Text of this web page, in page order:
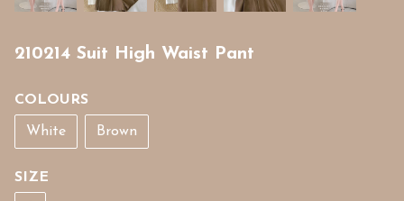
210214 Suit High Waist Pant
COLOURS
White Brown
SIZE